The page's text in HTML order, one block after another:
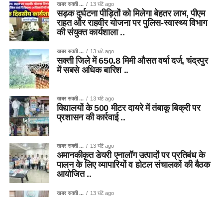
खबर सक्ती ... 13 घंटे ago
सड़क दुर्घटना पीड़ितों को मिलेगा बेहतर लाभ, पीएम
राहत और राहवीर योजना पर पुलिस-स्वास्थ्य विभाग
की संयुक्त कार्यशाला ..
खबर सक्ती ... 13 घंटे ago
सक्ती जिले में 650.8 मिमी औसत वर्षा दर्ज, चंद्रपुर
में सबसे अधिक बारिश ..
खबर सक्ती ... 13 घंटे ago
विद्यालयों के 500 मीटर दायरे में तंबाकू बिक्री पर
प्रशासन की कार्रवाई ..
खबर सक्ती ... 13 घंटे ago
अमानकीकृत डेयरी एनालॉग उत्पादों पर प्रतिबंध के
पालन के लिए व्यापारियों व होटल संचालकों की बैठक
आयोजित ..
खबर सक्ती ... 13 घंटे ago